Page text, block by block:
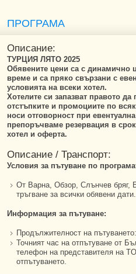
ПРОГРАМА
Описание:
ТУРЦИЯ ЛЯТО 2025
Обявените цени са с динамично
време и са пряко свързани с
условията на всеки хотел.
Хотелите си запазват правото
отстъпките и промоциите по
носи отговорност при
препоръчваме резервация в
хотел и оферта.
Описание / Транспорт:
Условия за пътуване по
От Варна, Обзор, Слънчев бряг,
тръгване за всички обявени дати.
Информация за пътуване:
Продължителност на
Точният час на отпътуване от
телефон на представителя на
отпътуването.